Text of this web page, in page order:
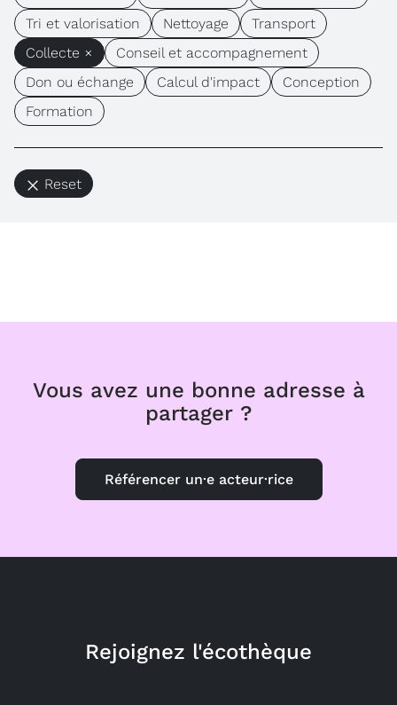
Tri et valorisation
Nettoyage
Transport
Collecte ×
Conseil et accompagnement
Don ou échange
Calcul d'impact
Conception
Formation
Reset
Vous avez une bonne adresse à
partager ?
Référencer un·e acteur·rice
Rejoignez l'écothèque